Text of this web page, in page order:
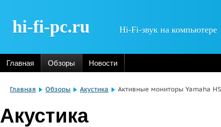
hi-fi-pc.ru Hi-Fi-звук на компьютере
Главная Обзоры Новости
Главная Обзоры Акустика Активные мониторы Yamaha
Акустика